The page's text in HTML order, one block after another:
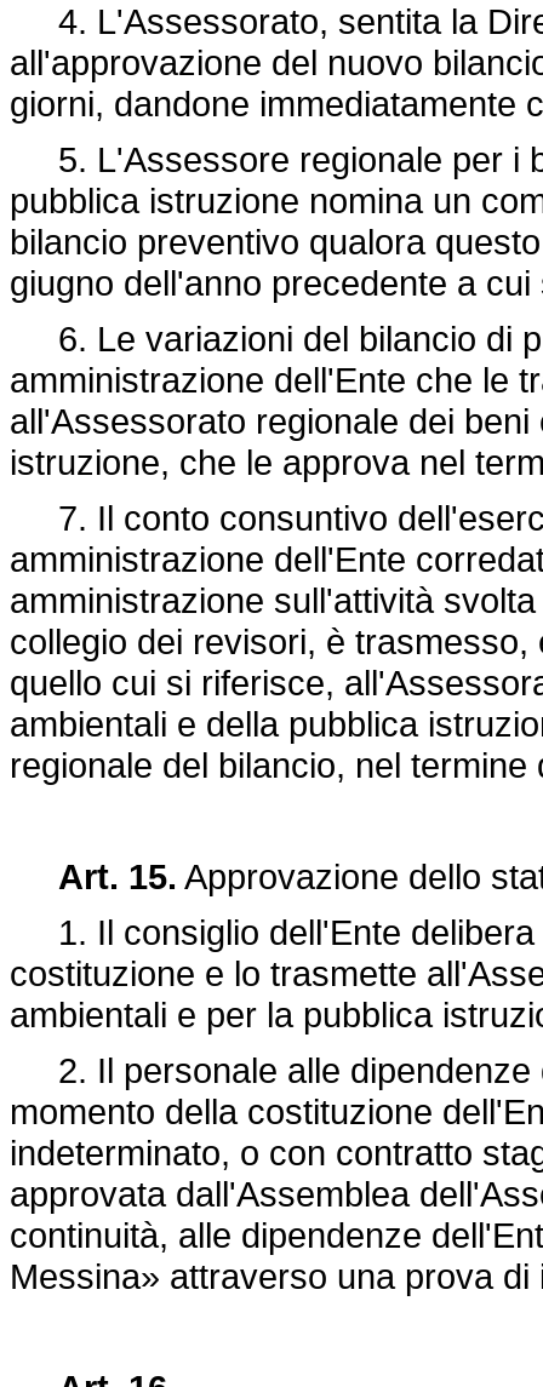
4. L'Assessorato, sentita la
all'approvazione del nuovo
giorni, dandone immediatamente
5. L'Assessore regionale per i
pubblica istruzione nomina un
bilancio preventivo qualora
giugno dell'anno precedente a
6. Le variazioni del bilancio di
amministrazione dell'Ente che le
all'Assessorato regionale dei
istruzione, che le approva nel
7. Il conto consuntivo
amministrazione dell'Ente
amministrazione sull'attività
collegio dei revisori, è
quello cui si riferisce,
ambientali e della pubblica
regionale del bilancio, nel
Art. 15. Approvazione dello
1. Il consiglio dell'Ente delibera
costituzione e lo trasmette
ambientali e per la pubblica
2. Il personale alle dipendenze
momento della costituzione
indeterminato, o con contratto
approvata dall'Assemblea
continuità, alle dipendenze
Messina» attraverso una prova di